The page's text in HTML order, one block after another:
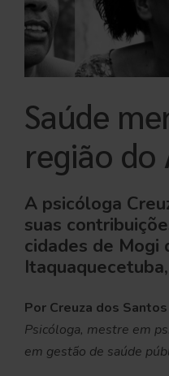
Saúde
região
A psicóloga
suas
cidades de Mogi
Por Creuza dos Santos
Psicóloga, mestre em
em gestão de saúde